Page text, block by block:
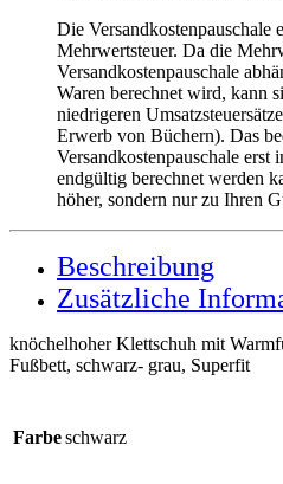
Die Versandkostenpauschale
Mehrwertsteuer. Da die
Versandkostenpauschale
Waren berechnet wird, kann
niedrigeren
Erwerb von Büchern). Das
Versandkostenpauschale erst
endgültig berechnet werden
höher, sondern nur zu Ihren
Beschreibung
Zusätzliche
knöchelhoher Klettschuh mit
Fußbett, schwarz- grau, Superfit
Farbeschwarz